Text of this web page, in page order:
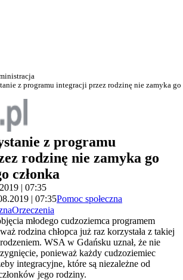
z programu integracji przez rodzinę nie zamyka
z programu
rodzinę nie zamyka go
członka
| 07:35
| 07:35Pomoc społeczna
Orzeczenia
młodego cudzoziemca programem
rodzina chłopca już raz korzystała z takiej
WSA w Gdańsku uznał, że nie
ponieważ każdy cudzoziemiec
integracyjne, które są niezależne od
jego rodziny.